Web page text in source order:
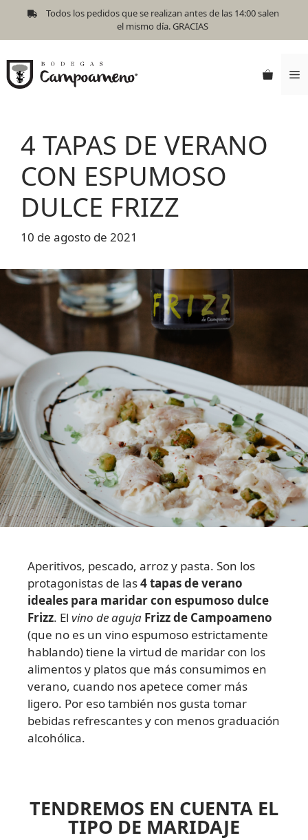
Todos los pedidos que se realizan antes de las 14:00 salen
el mismo día. GRACIAS
4 TAPAS DE VERANO
CON ESPUMOSO
DULCE FRIZZ
10 de agosto de 2021
Aperitivos, pescado, arroz y pasta. Son los
protagonistas de las4 tapas de verano
ideales para maridar con espumoso dulce
Frizz. El vino de aguja Frizz de Campoameno
(que no es un vino espumoso estrictamente
hablando) tiene la virtud de maridar con los
alimentos y platos que más consumimos en
verano, cuando nos apetece comer más
ligero. Por eso también nos gusta tomar
bebidas refrescantes y con menos graduación
alcohólica.
TENDREMOS EN CUENTA EL
TIPO DE MARIDAJE